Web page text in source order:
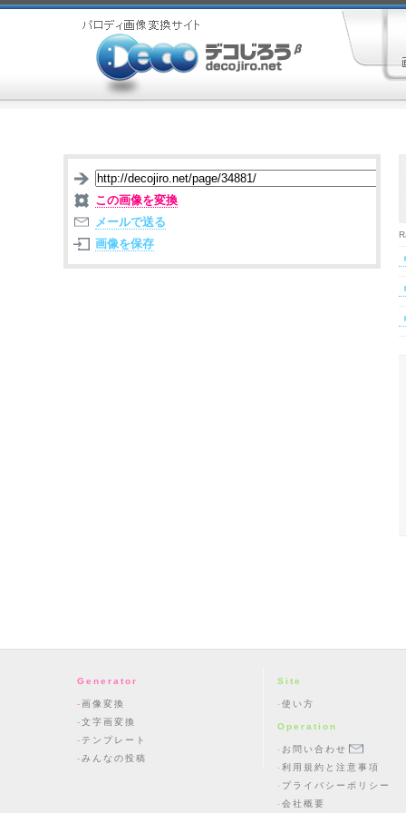
この画像を変換
メールで送る
画像を保存
Generator
画像変換
文字画変換
テンプレート
みんなの投稿
Site
使い方
Operation
お問い合わせ
利用規約と注意事項
プライバシーポリシー
会社概要